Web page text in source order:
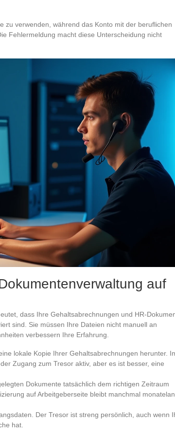
zu verwenden, während das Konto mit der beruflichen
Fehlermeldung macht diese Unterscheidung nicht
auf
dass Ihre Gehaltsabrechnungen und HR-
sind. Sie müssen Ihre Dateien nicht manuell an
verbessern Ihre Erfahrung.
lokale Kopie Ihrer Gehaltsabrechnungen herunter.
Zugang zum Tresor aktiv, aber es ist besser, eine
Dokumente tatsächlich dem richtigen Zeitraum
auf Arbeitgeberseite bleibt manchmal
Der Tresor ist streng persönlich, auch wenn
hat.